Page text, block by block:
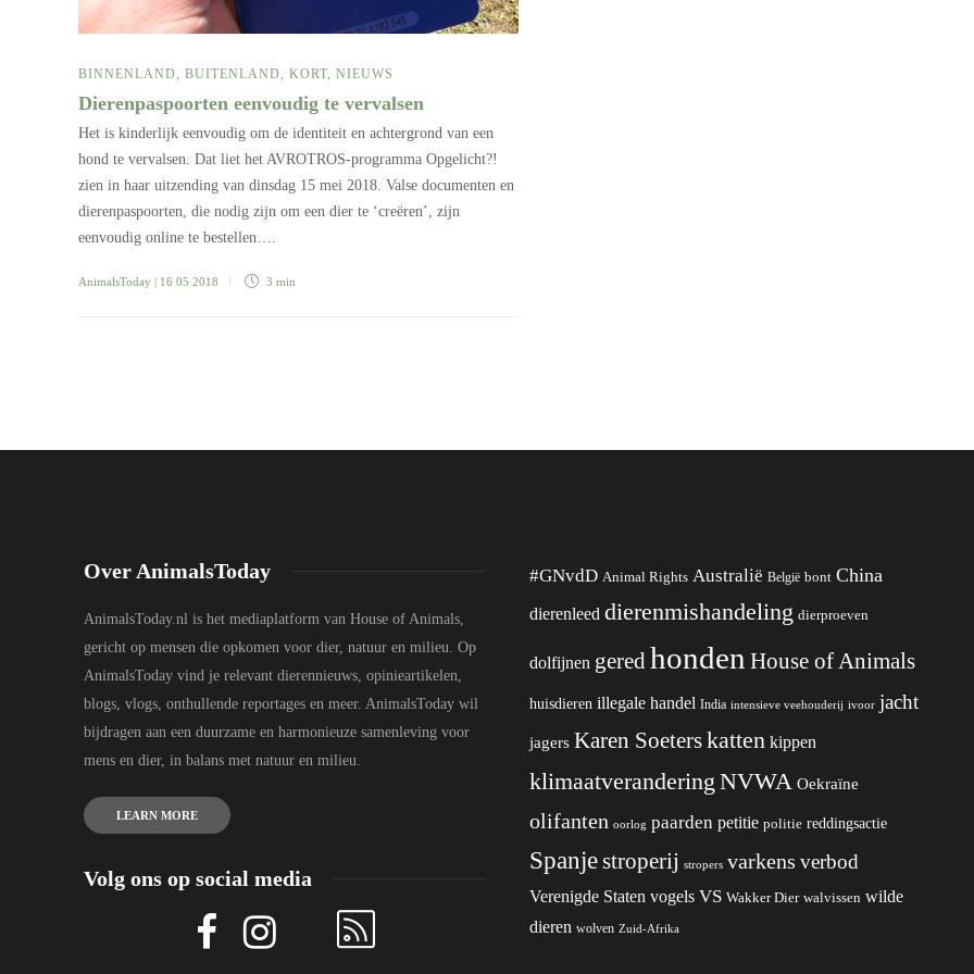
BINNENLAND, BUITENLAND, KORT, NIEUWS
Dierenpaspoorten eenvoudig te vervalsen
Het is kinderlijk eenvoudig om de identiteit en achtergrond van een
hond te vervalsen. Dat liet het AVROTROS-programma Opgelicht?!
zien in haar uitzending van dinsdag 15 mei 2018. Valse documenten en
dierenpaspoorten, die nodig zijn om een dier te ‘creëren’, zijn
eenvoudig online te bestellen….
AnimalsToday | 16 05 2018 3 min
Over AnimalsToday
AnimalsToday.nl is het mediaplatform van House of Animals,
gericht op mensen die opkomen voor dier, natuur en milieu. Op
AnimalsToday vind je relevant dierennieuws, opinieartikelen,
blogs, vlogs, onthullende reportages en meer. AnimalsToday wil
bijdragen aan een duurzame en harmonieuze samenleving voor
mens en dier, in balans met natuur en milieu.
LEARN MORE
Volg ons op social media
#GNvdD Animal Rights Australië België bont China
dierenleed dierenmishandeling dierproeven
dolfijnen gered honden House of Animals
huisdieren illegale handel India intensieve veehouderij ivoor jacht
jagers Karen Soeterskatten kippen
klimaatverandering NVWA Oekraïne
olifanten oorlog paarden petitie politie reddingsactie
Spanjestroperij stropers varkens verbod
Verenigde Staten vogels VS Wakker Dier walvissen wilde
dieren wolven Zuid-Afrika